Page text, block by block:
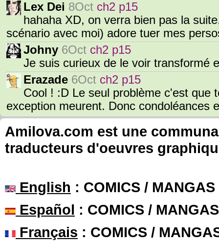
Lex Dei 8Oct ch2 p15
hahaha XD, on verra bien pas la
scénario avec moi) adore tuer mes
Johny 6Oct ch2 p15
Je suis curieux de le voir transformé
Erazade 6Oct ch2 p15
Cool ! :D Le seul problème c'est que
exception meurent. Donc condoléances
Amilova.com est une
traducteurs d'oeuvres
English : COMICS /
Español : COMICS /
Français : COMICS /